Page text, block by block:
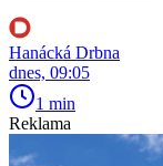
Hanácká Drbna
dnes, 09:05
1 min
Reklama